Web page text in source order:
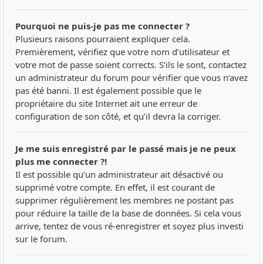
Pourquoi ne puis-je pas me connecter ?
Plusieurs raisons pourraient expliquer cela.
Premièrement, vérifiez que votre nom d’utilisateur et
votre mot de passe soient corrects. S’ils le sont, contactez
un administrateur du forum pour vérifier que vous n’avez
pas été banni. Il est également possible que le
propriétaire du site Internet ait une erreur de
configuration de son côté, et qu’il devra la corriger.
Je me suis enregistré par le passé mais je ne peux
plus me connecter ?!
Il est possible qu’un administrateur ait désactivé ou
supprimé votre compte. En effet, il est courant de
supprimer régulièrement les membres ne postant pas
pour réduire la taille de la base de données. Si cela vous
arrive, tentez de vous ré-enregistrer et soyez plus investi
sur le forum.